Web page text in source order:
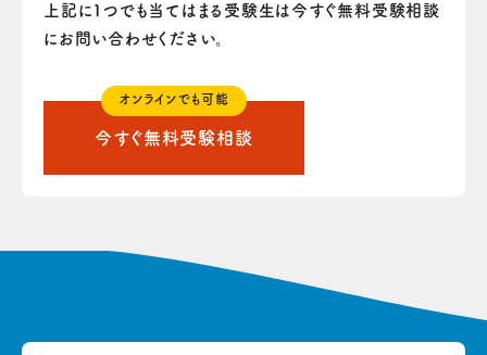
上記に1つでも当てはまる受験生は今すぐ無料受験相談
にお問い合わせください。
オンラインでも可能
今すぐ無料受験相談